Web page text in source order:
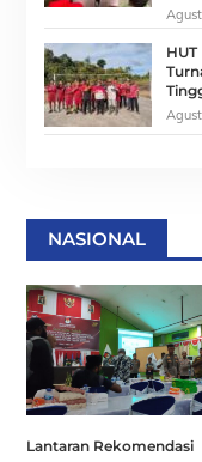
NASIONAL
Lantaran Rekomendasi